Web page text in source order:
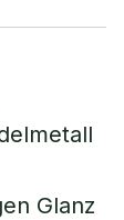
Glanz